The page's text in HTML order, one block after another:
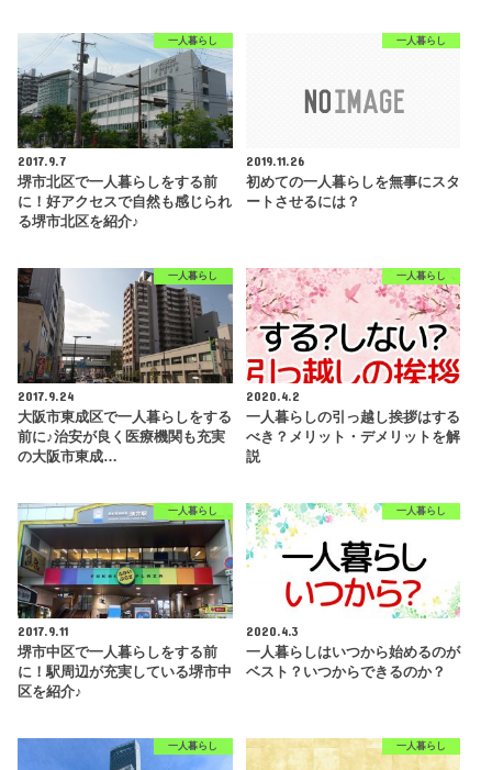
一人暮らし
2017.9.7
堺市北区で一人暮らしをする前
に！好アクセスで自然も感じられ
る堺市北区を紹介♪
一人暮らし
2019.11.26
初めての一人暮らしを無事にスタ
ートさせるには？
一人暮らし
2017.9.24
大阪市東成区で一人暮らしをする
前に♪治安が良く医療機関も充実
の大阪市東成…
一人暮らし
2020.4.2
一人暮らしの引っ越し挨拶はする
べき？メリット・デメリットを解
説
一人暮らし
2017.9.11
堺市中区で一人暮らしをする前
に！駅周辺が充実している堺市中
区を紹介♪
一人暮らし
2020.4.3
一人暮らしはいつから始めるのが
ベスト？いつからできるのか？
一人暮らし 一人暮らし